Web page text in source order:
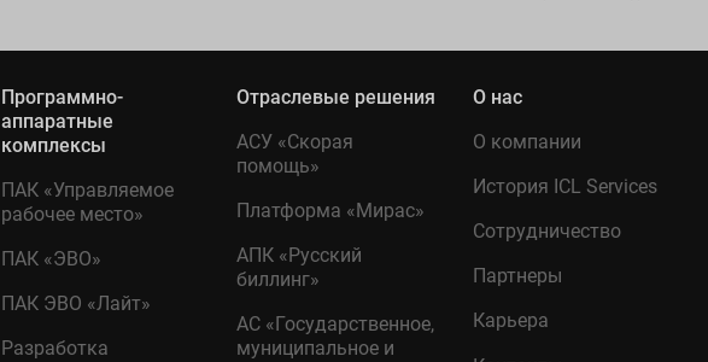
Программно-
аппаратные
комплексы
ПАК «Управляемое
рабочее место»
ПАК «ЭВО»
ПАК ЭВО «Лайт»
Разработка
О нас
О компании
История ICL Services
Сотрудничество
Партнеры
Карьера
Отраслевые решения
АСУ «Скорая
помощь»
Платформа «Мирас»
АПК «Русский
биллинг»
АС «Государственное,
муниципальное и